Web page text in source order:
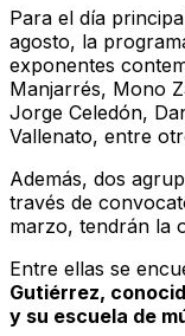
Para el día
agosto, la
exponentes
Manjarrés, Mono
Jorge Celedón,
Vallenato, entre
Además, dos
través de
marzo, tendrán la
Entre ellas se
Gutiérrez,
y su escuela de